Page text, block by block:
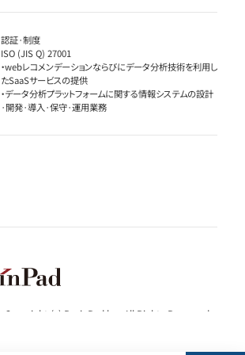
認証·制度
ISO (JIS Q) 27001
・webレコメンデーションならびにデータ分析技術を利用し
たSaaSサービスの提供
・データ分析プラットフォームに関する情報システムの設計
·開発·導入·保守·運用業務
Copyright (c) BrainPad lnc. All Rights Reserved.